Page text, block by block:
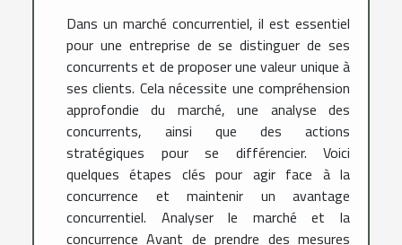
Dans un marché concurrentiel, il est essentiel
pour une entreprise de se distinguer de ses
concurrents et de proposer une valeur unique à
ses clients. Cela nécessite une compréhension
approfondie du marché, une analyse des
concurrents, ainsi que des actions
stratégiques pour se différencier. Voici
quelques étapes clés pour agir face à la
concurrence et maintenir un avantage
concurrentiel. Analyser le marché et la
concurrence Avant de prendre des mesures